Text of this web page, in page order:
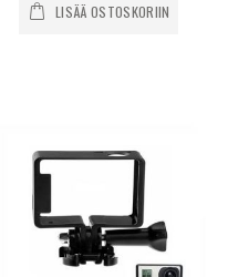
LISÄÄ OSTOSKORIIN